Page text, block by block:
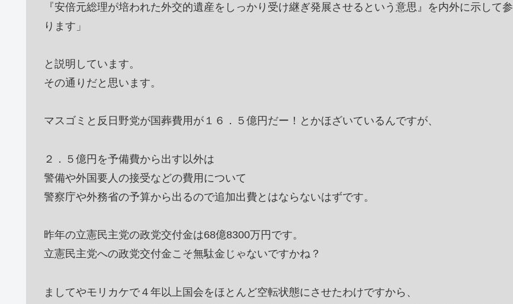
『安倍元総理が培われた外交的遺産をしっかり受け継ぎ発展させるという意思』を内外に示して参
ります」
と説明しています。
その通りだと思います。
マスゴミと反日野党が国葬費用が１６．５億円だー！とかほざいているんですが、
２．５億円を予備費から出す以外は
警備や外国要人の接受などの費用について
警察庁や外務省の予算から出るので追加出費とはならないはずです。
昨年の立憲民主党の政党交付金は68億8300万円です。
立憲民主党への政党交付金こそ無駄金じゃないですかね？
ましてやモリカケで４年以上国会をほとんど空転状態にさせたわけですから、